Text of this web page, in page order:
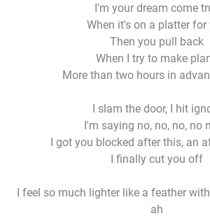
I'm your dream come
When it's on a platter for
Then you pull back
When I try to make
More than two hours in
I slam the door, I hit
I'm saying no, no, no, no
I got you blocked after this, an
I finally cut you off
I feel so much lighter like a feather
ah